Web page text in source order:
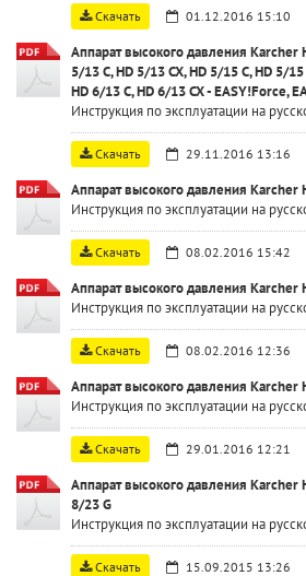
Скачать 01.12.2016 15:10
Аппарат высокого давления Karcher
5/13 C, HD 5/13 CX, HD 5/15 C, HD 5/15
HD 6/13 C, HD 6/13 CX - EASY!Force,
Инструкция по эксплуатации на
Скачать 29.11.2016 13:16
Аппарат высокого давления Karcher
Инструкция по эксплуатации на
Скачать 08.02.2016 15:42
Аппарат высокого давления Karcher
Инструкция по эксплуатации на
Скачать 08.02.2016 12:36
Аппарат высокого давления Karcher
Инструкция по эксплуатации на
Скачать 29.01.2016 12:21
Аппарат высокого давления Karcher
8/23 G
Инструкция по эксплуатации на
Скачать 15.09.2015 13:26